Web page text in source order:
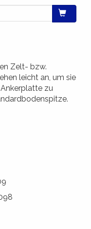
Zelt- bzw.
leicht an, um sie
zu